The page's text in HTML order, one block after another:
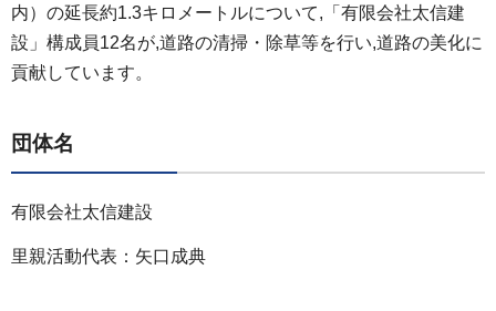
内）の延長約1.3キロメートルについて,「有限会社太信建
設」構成員12名が,道路の清掃・除草等を行い,道路の美化に
貢献しています。
団体名
有限会社太信建設
里親活動代表：矢口成典